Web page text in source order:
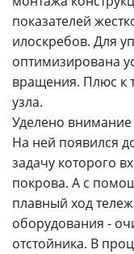
показателей
илоскребов. Для
оптимизирована
вращения. Плюс к
узла.
Уделено
На ней появился
задачу которого
покрова. А с
плавный ход
оборудования -
отстойника. В